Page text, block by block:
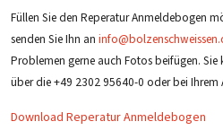
Füllen Sie den Reperatur Anmeldebogen
senden Sie Ihn an
Problemen gerne auch Fotos beifügen.
über die +49 2302 95640-0 oder bei Ihrem
Download Reperatur Anmeldebogen